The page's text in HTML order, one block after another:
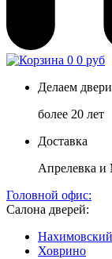
0 0 руб
Делаем двери
более 20 лет
Доставка
Апрелевка
Головной офис:
Салона дверей:
Ховрино